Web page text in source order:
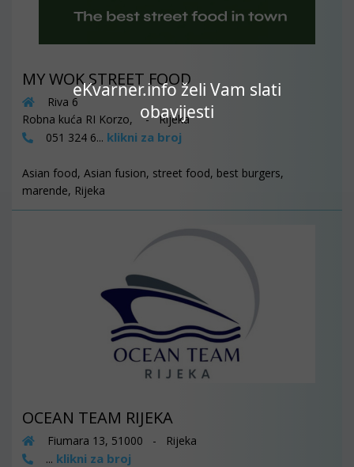
eKvarner.info želi Vam slati
obavijesti
MY WOK STREET FOOD
Riva 6
Robna kuća RI Korzo, - Rijeka
051 324 6... klikni za broj
Asian food, Asian fusion, street food, best burgers,
marende, Rijeka
OCEAN TEAM RIJEKA
Fiumara 13, 51000 - Rijeka
... klikni za broj